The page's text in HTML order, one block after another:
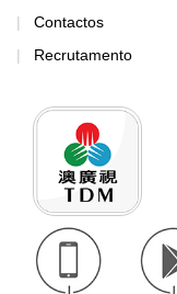
Contactos
Recrutamento